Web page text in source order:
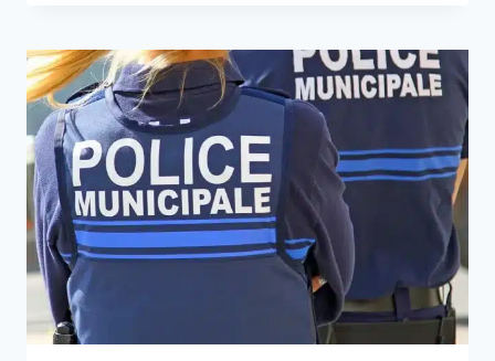
FRANCE
TRÈS
FRAGMENTÉE
?
L’ANALYSE
D’ALAIN
DUHAMEL